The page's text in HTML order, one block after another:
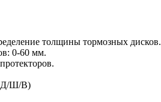
толщины тормозных дисков.
0-60 мм.
(Д/Ш/В)